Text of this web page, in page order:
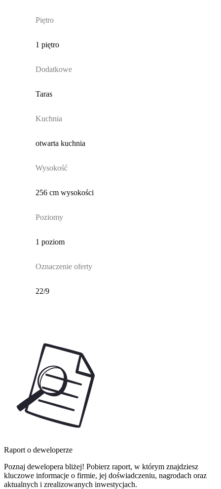
Piętro
1 piętro
Dodatkowe
Taras
Kuchnia
otwarta kuchnia
Wysokość
256 cm wysokości
Poziomy
1 poziom
Oznaczenie oferty
22/9
Raport o deweloperze
Poznaj dewelopera bliżej! Pobierz raport, w którym znajdziesz
kluczowe informacje o firmie, jej doświadczeniu, nagrodach oraz
aktualnych i zrealizowanych inwestycjach.